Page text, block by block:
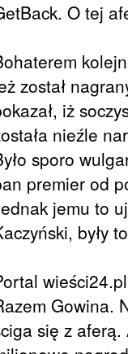
O tej
został
iż
nieźle
sporo
premier od
jemu to
były
Gowina.
się z